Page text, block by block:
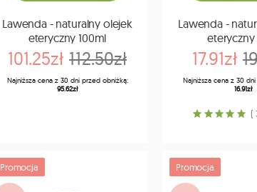
Lawenda - naturalny olejek
eteryczny 100ml
101.25zł 112.50zł
Najniższa cena z 30 dni przed obniżką:
95.62zł
Lawenda -
eteryczny
17.91zł
Najniższa cena z 30
16.91zł
(
Promocja Promocja